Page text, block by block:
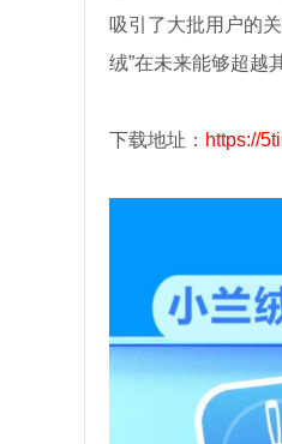
吸引了大批用户的
绒”在未来能够超越
下载地址： https://